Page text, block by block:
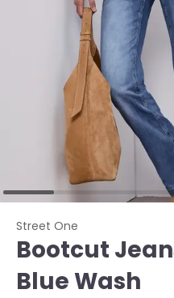
Street One
Bootcut
Blue Wash